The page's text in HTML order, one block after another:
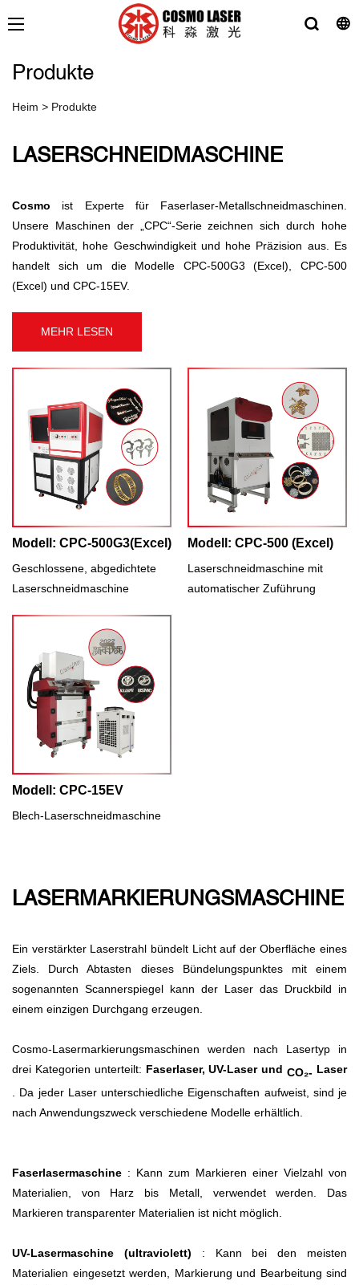
Produkte
Heim > Produkte
LASERSCHNEIDMASCHINE
Cosmo ist Experte für Faserlaser-Metallschneidmaschinen.
Unsere Maschinen der „CPC“-Serie zeichnen sich durch hohe
Produktivität, hohe Geschwindigkeit und hohe Präzision aus. Es
handelt sich um die Modelle CPC-500G3 (Excel), CPC-500
(Excel) und CPC-15EV.
MEHR LESEN
Modell: CPC-500G3(Excel)
Geschlossene, abgedichtete
Laserschneidmaschine
Modell: CPC-500 (Excel)
Laserschneidmaschine mit
automatischer Zuführung
Modell: CPC-15EV
Blech-Laserschneidmaschine
LASERMARKIERUNGSMASCHINE
Ein verstärkter Laserstrahl bündelt Licht auf der Oberfläche eines
Ziels. Durch Abtasten dieses Bündelungspunktes mit einem
sogenannten Scannerspiegel kann der Laser das Druckbild in
einem einzigen Durchgang erzeugen.
Cosmo-Lasermarkierungsmaschinen werden nach Lasertyp in
drei Kategorien unterteilt: Faserlaser, UV-Laser undCO₂- Laser
Da jeder Laser unterschiedliche Eigenschaften aufweist, sind je
nach Anwendungszweck verschiedene Modelle erhältlich.
Faserlasermaschine : Kann zum Markieren einer Vielzahl von
Materialien, von Harz bis Metall, verwendet werden. Das
Markieren transparenter Materialien ist nicht möglich.
UV-Lasermaschine (ultraviolett) : Kann bei den meisten
Materialien eingesetzt werden, Markierung und Bearbeitung sind